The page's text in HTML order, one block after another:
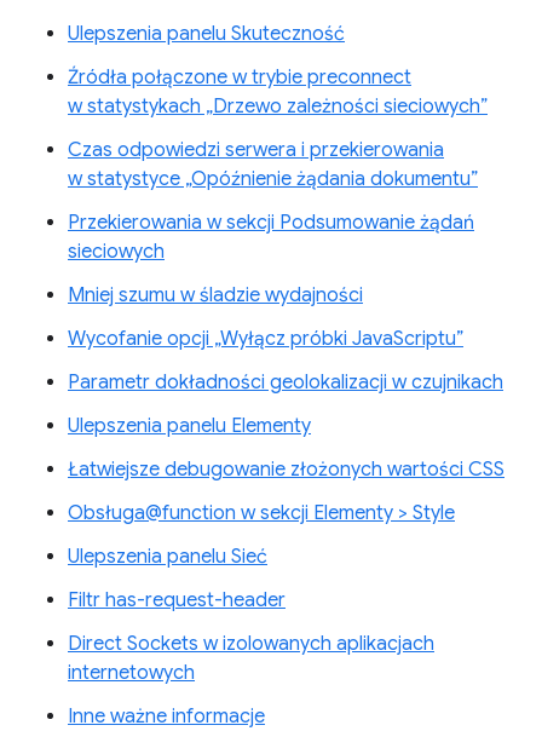
Ulepszenia panelu Skuteczność
Źródła połączone w trybie preconnect
w statystykach „Drzewo zależności sieciowych”
Czas odpowiedzi serwera i przekierowania
w statystyce „Opóźnienie żądania dokumentu”
Przekierowania w sekcji Podsumowanie żądań
sieciowych
Mniej szumu w śladzie wydajności
Wycofanie opcji „Wyłącz próbki JavaScriptu”
Parametr dokładności geolokalizacji w czujnikach
Ulepszenia panelu Elementy
Łatwiejsze debugowanie złożonych wartości CSS
Obsługa@function w sekcji Elementy > Style
Ulepszenia panelu Sieć
Filtr has-request-header
Direct Sockets w izolowanych aplikacjach
internetowych
Inne ważne informacje